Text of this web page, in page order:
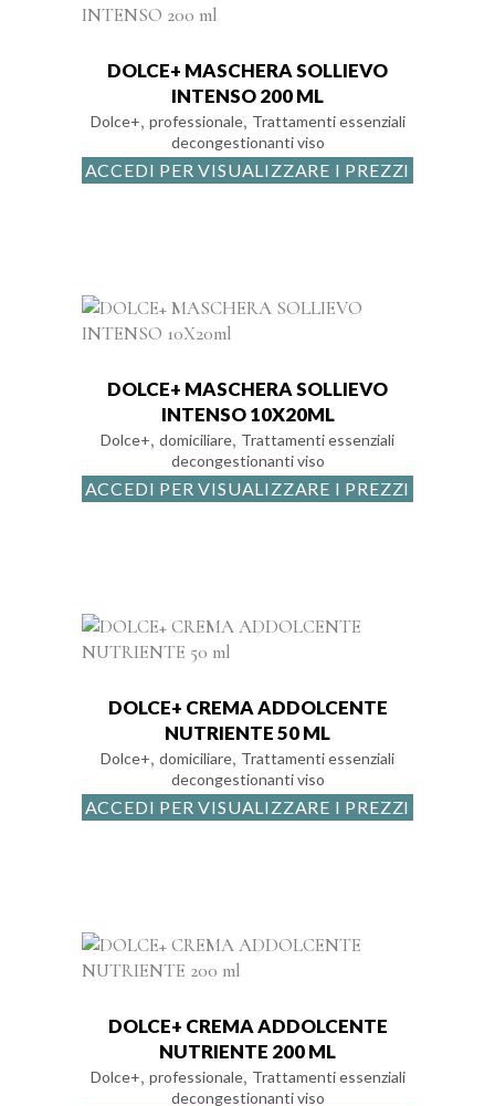
DOLCE+ MASCHERA SOLLIEVO
INTENSO 200 ML
Dolce+, professionale, Trattamenti essenziali
decongestionanti viso
ACCEDI PER VISUALIZZARE I PREZZI
DOLCE+ MASCHERA SOLLIEVO
INTENSO 10X20ML
Dolce+, domiciliare, Trattamenti essenziali
decongestionanti viso
ACCEDI PER VISUALIZZARE I PREZZI
DOLCE+ CREMA ADDOLCENTE
NUTRIENTE 50 ML
Dolce+, domiciliare, Trattamenti essenziali
decongestionanti viso
ACCEDI PER VISUALIZZARE I PREZZI
DOLCE+ CREMA ADDOLCENTE
NUTRIENTE 200 ML
Dolce+, professionale, Trattamenti essenziali
decongestionanti viso